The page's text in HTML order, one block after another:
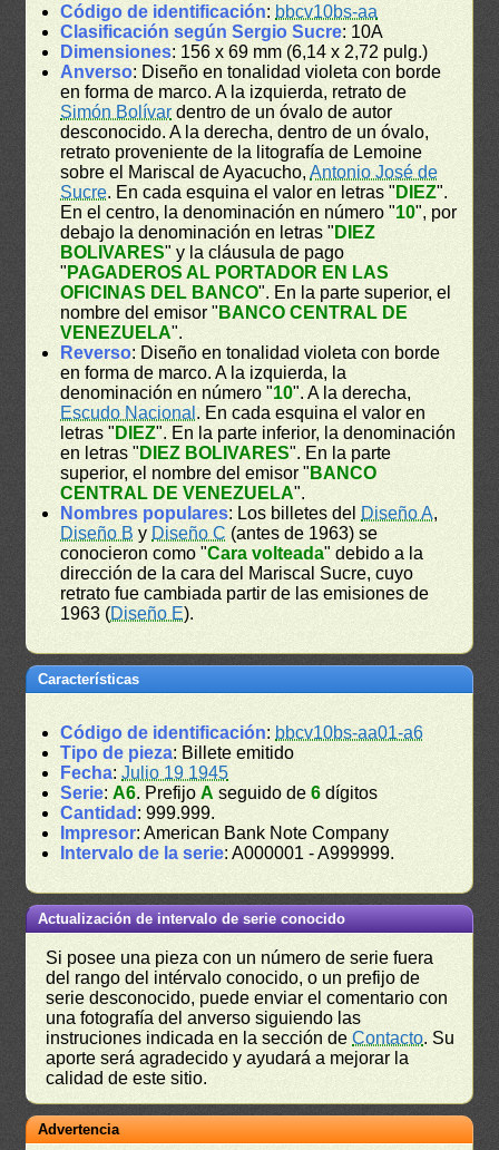
Código de identificación: bbcv10bs-aa
Clasificación según Sergio Sucre: 10A
Dimensiones: 156 x 69 mm (6,14 x 2,72 pulg.)
Anverso: Diseño en tonalidad violeta con borde
en forma de marco. A la izquierda, retrato de
Simón Bolívar dentro de un óvalo de autor
desconocido. A la derecha, dentro de un óvalo,
retrato proveniente de la litografía de Lemoine
sobre el Mariscal de Ayacucho,Antonio José de
Sucre. En cada esquina el valor en letras " DIEZ".
En el centro, la denominación en número "10", por
debajo la denominación en letras " DIEZ
BOLIVARES" y la cláusula de pago
" PAGADEROS AL PORTADOR EN LAS
OFICINAS DEL BANCO". En la parte superior, el
nombre del emisor " BANCO CENTRAL DE
VENEZUELA".
Reverso: Diseño en tonalidad violeta con borde
en forma de marco. A la izquierda, la
denominación en número "10". A la derecha,
Escudo Nacional . En cada esquina el valor en
letras " DIEZ". En la parte inferior, la denominación
en letras " DIEZ BOLIVARES". En la parte
superior, el nombre del emisor " BANCO
CENTRAL DE VENEZUELA".
Nombres populares: Los billetes del Diseño A,
Diseño B y Diseño C (antes de 1963) se
conocieron como "Cara volteada" debido a la
dirección de la cara del Mariscal Sucre, cuyo
retrato fue cambiada partir de las emisiones de
1963 (Diseño E).
Características
Código de identificación: bbcv10bs-aa01-a6
Tipo de pieza: Billete emitido
Fecha:Julio 19 1945
Serie:A6. PrefijoA seguido de6 dígitos
Cantidad : 999.999.
Impresor: American Bank Note Company
Intervalo de la serie: A000001 - A999999.
Actualización de intervalo de serie conocido
Si posee una pieza con un número de serie fuera
del rango del intérvalo conocido, o un prefijo de
serie desconocido, puede enviar el comentario con
una fotografía del anverso siguiendo las
instruciones indicada en la sección deContacto. Su
aporte será agradecido y ayudará a mejorar la
calidad de este sitio.
Advertencia